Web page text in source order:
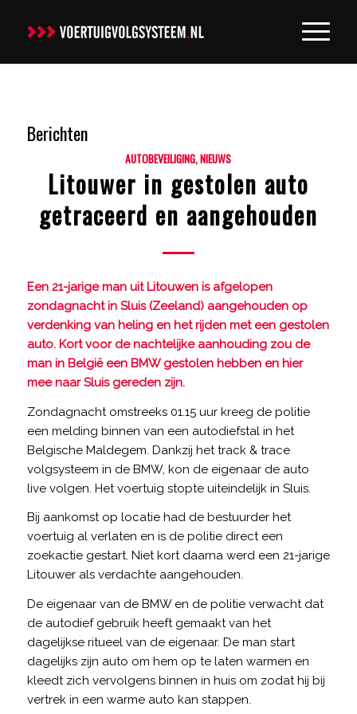
Berichten
AUTOBEVEILIGING,NIEUWS
Litouwer in gestolen auto
getraceerd en aangehouden
Een 21-jarige man uit Litouwen is afgelopen
zondagnacht in Sluis (Zeeland) aangehouden op
verdenking van heling en het rijden met een gestolen
auto. Kort voor de nachtelijke aanhouding zou de
man in België een BMW gestolen hebben en hier
mee naar Sluis gereden zijn.
Zondagnacht omstreeks 01.15 uur kreeg de politie
een melding binnen van een autodiefstal in het
Belgische Maldegem. Dankzij het track & trace
volgsysteem in de BMW, kon de eigenaar de auto
live volgen. Het voertuig stopte uiteindelijk in Sluis.
Bij aankomst op locatie had de bestuurder het
voertuig al verlaten en is de politie direct een
zoekactie gestart. Niet kort daarna werd een 21-jarige
Litouwer als verdachte aangehouden.
De eigenaar van de BMW en de politie verwacht dat
de autodief gebruik heeft gemaakt van het
dagelijkse ritueel van de eigenaar. De man start
dagelijks zijn auto om hem op te laten warmen en
kleedt zich vervolgens binnen in huis om zodat hij bij
vertrek in een warme auto kan stappen.